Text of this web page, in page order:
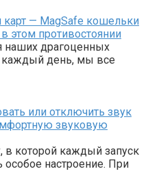
— MagSafe кошельки
этом противостоянии
наших драгоценных
каждый день, мы все
или отключить звук
звуковую
в которой каждый запуск
особое настроение. При